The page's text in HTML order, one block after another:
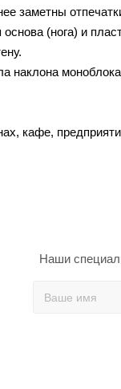
заметны
(нога) и
наклона моноблока
кафе,
Наши